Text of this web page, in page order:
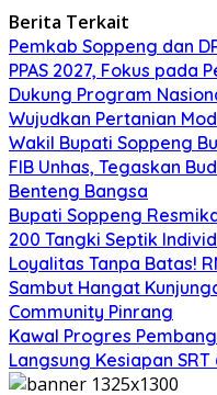
Berita Terkait
Pemkab Soppeng dan
PPAS 2027, Fokus pada
Dukung Program
Wujudkan Pertanian
Wakil Bupati Soppeng
FIB Unhas, Tegaskan
Benteng Bangsa
Bupati Soppeng
200 Tangki Septik
Loyalitas Tanpa Batas!
Sambut Hangat
Community Pinrang
Kawal Progres
Langsung Kesiapan SRT